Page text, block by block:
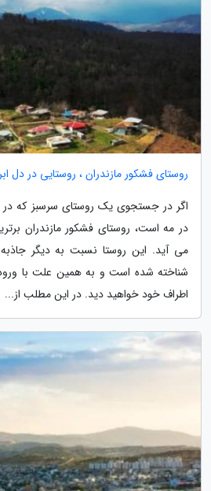
روستای فشکور مازندران ، روستایی در دل
اگر در جستجوی یک روستای سرسبز که در
در مه است، روستای فشکور مازندران
می آید. این روستا نسبت به دیگر جاذبه
شناخته شده است و به همین علت با
اطراف خود خواهید دید. در این مطلب از...